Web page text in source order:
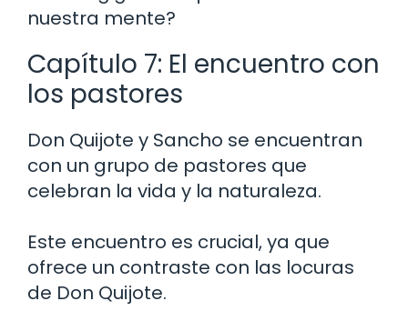
nuestra mente?
Capítulo 7: El encuentro con
los pastores
Don Quijote y Sancho se encuentran
con un grupo de pastores que
celebran la vida y la naturaleza.
Este encuentro es crucial, ya que
ofrece un contraste con las locuras
de Don Quijote.